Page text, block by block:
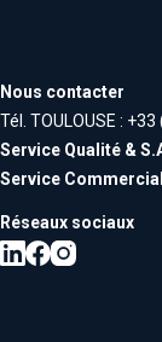
Nous contacter
Tél. TOULOUSE :
Service Qualité &
Service Commercial
Réseaux sociaux